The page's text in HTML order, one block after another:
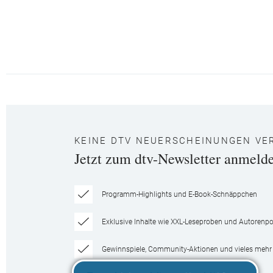
KEINE DTV NEUERSCHEINUNGEN
Jetzt zum dtv-Newsletter
Programm-Highlights und E-Book-Schnäppchen
Exklusive Inhalte wie XXL-Leseproben und
Gewinnspiele, Community-Aktionen und vieles mehr